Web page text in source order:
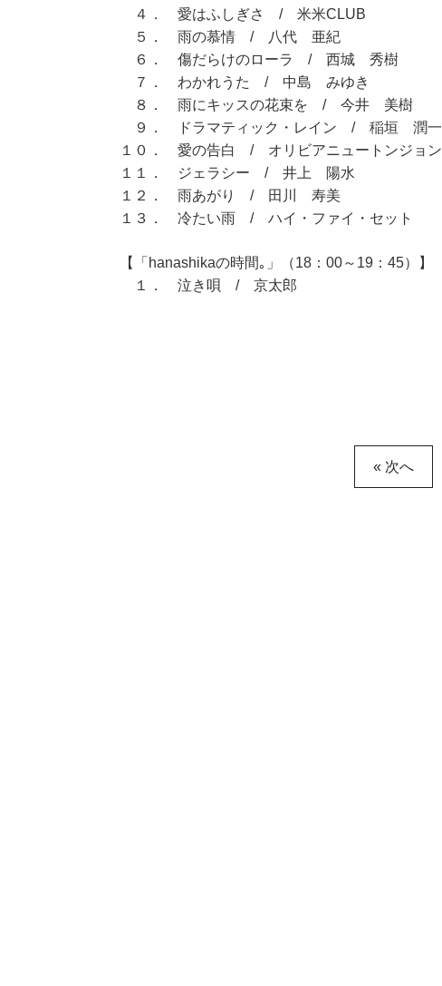
４． 愛はふしぎさ / 米米CLUB
５． 雨の慕情 / 八代 亜紀
６． 傷だらけのローラ / 西城 秀樹
７． わかれうた / 中島 みゆき
８． 雨にキッスの花束を / 今井 美樹
９． ドラマティック・レイン / 稲垣 潤一
１０． 愛の告白 / オリビアニュートンジョン
１１． ジェラシー / 井上 陽水
１２． 雨あがり / 田川 寿美
１３． 冷たい雨 / ハイ・ファイ・セット
【「hanashikaの時間｡」（18：00～19：45）】
１． 泣き唄 / 京太郎
« 次へ